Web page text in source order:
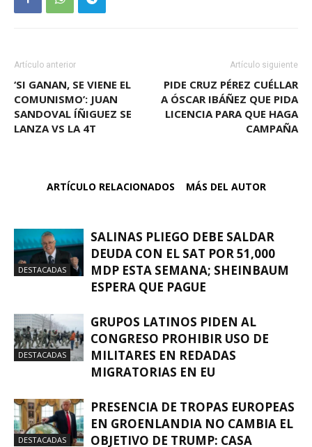
Artículo anterior
‘SI GANAN, SE VIENE EL
COMUNISMO’: JUAN
SANDOVAL ÍÑIGUEZ SE
LANZA VS LA 4T
Artículo siguiente
PIDE CRUZ PÉREZ CUÉLLAR
A ÓSCAR IBÁÑEZ QUE PIDA
LICENCIA PARA QUE HAGA
CAMPAÑA
ARTÍCULO RELACIONADOS MÁS DEL AUTOR
DESTACADAS
SALINAS PLIEGO DEBE SALDAR
DEUDA CON EL SAT POR 51,000
MDP ESTA SEMANA; SHEINBAUM
ESPERA QUE PAGUE
DESTACADAS
GRUPOS LATINOS PIDEN AL
CONGRESO PROHIBIR USO DE
MILITARES EN REDADAS
MIGRATORIAS EN EU
DESTACADAS
PRESENCIA DE TROPAS EUROPEAS
EN GROENLANDIA NO CAMBIA EL
OBJETIVO DE TRUMP: CASA